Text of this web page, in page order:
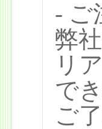
- ご
弊
リ
で
ご